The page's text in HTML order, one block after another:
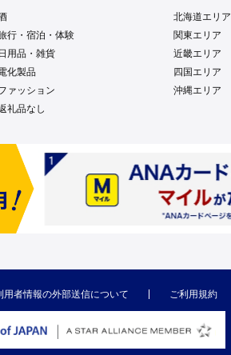
行・宿泊・体験
日用品・雑貨
化製品
ァッション
礼品なし
北海道エリア
関東エリア
近畿エリア
四国エリア
沖縄エリア
用者情報の外部送信について ご利用規約